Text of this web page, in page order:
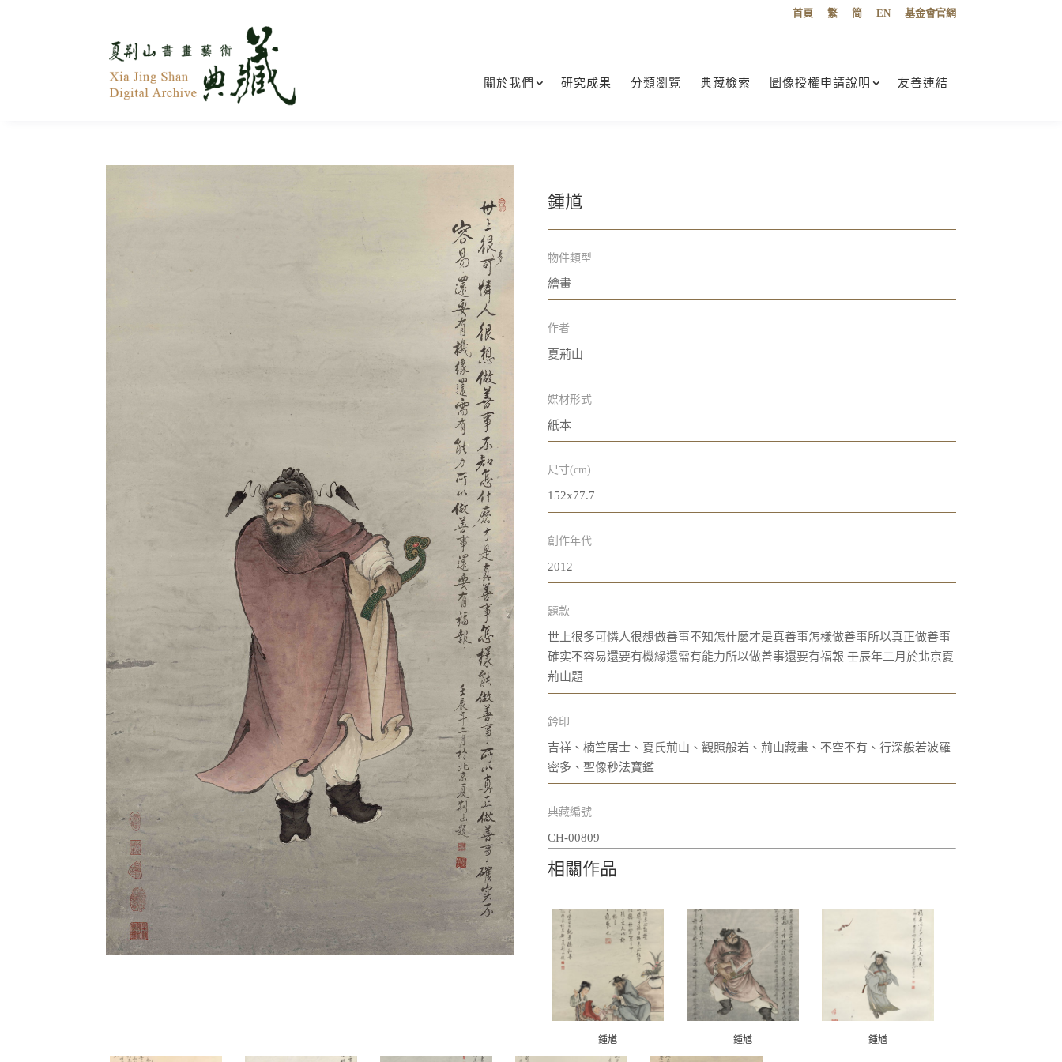
首頁 繁 简 EN 基金會官網
關於我們 研究成果 分類瀏覽 典藏檢索 圖像授權申請說明 友善連結
鍾馗
物件類型
繪畫
作者
夏荊山
媒材形式
紙本
尺寸(cm)
152x77.7
創作年代
2012
題款
世上很多可憐人很想做善事不知怎什麼才是真善事怎樣做善事所以真正做善事
確实不容易還要有機緣還需有能力所以做善事還要有福報 壬辰年二月於北京夏
荊山題
鈐印
吉祥、楠竺居士、夏氏荊山、觀照般若、荊山藏畫、不空不有、行深般若波羅
密多、聖像秒法寶鑑
典藏編號
CH-00809
相關作品
鍾馗 鍾馗 鍾馗